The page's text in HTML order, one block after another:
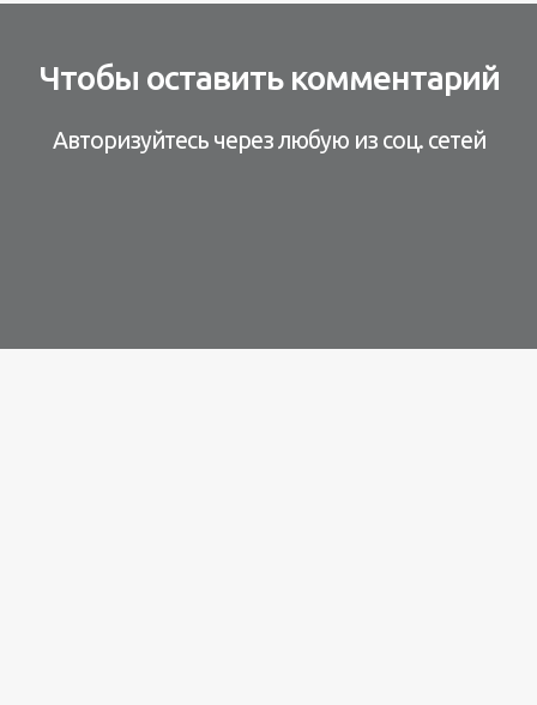
Чтобы оставить комментарий
Авторизуйтесь через любую из соц. сетей